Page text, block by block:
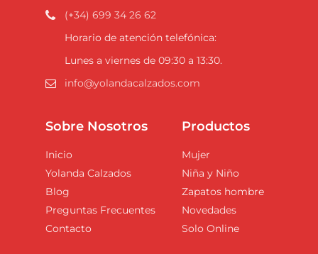
(+34) 699 34 26 62
Horario de atención telefónica:
Lunes a viernes de 09:30 a 13:30.
info@yolandacalzados.com
Sobre Nosotros
Inicio
Yolanda Calzados
Blog
Preguntas Frecuentes
Contacto
Productos
Mujer
Niña y Niño
Zapatos hombre
Novedades
Solo Online